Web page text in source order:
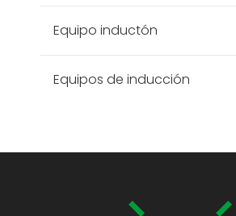
Equipo inductón
Equipos de inducción